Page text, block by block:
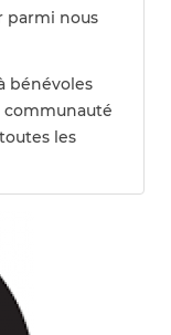
parmi nous
bénévoles
communauté
les